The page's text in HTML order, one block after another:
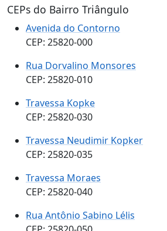
CEPs do Bairro Triângulo
Avenida do Contorno
CEP: 25820-000
Rua Dorvalino Monsores
CEP: 25820-010
Travessa Kopke
CEP: 25820-030
Travessa Neudimir Kopker
CEP: 25820-035
Travessa Moraes
CEP: 25820-040
Rua Antônio Sabino Lélis